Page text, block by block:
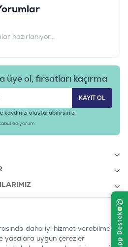
hazırlanıyor...
üye ol, fırsatları kaçırma
KAYIT OL
oluşturabilirsiniz.
ediyorum.
daha iyi hizmet verebilmek
yasalara uygun çerezler